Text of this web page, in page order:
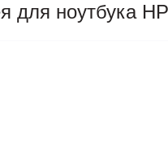
для ноутбука